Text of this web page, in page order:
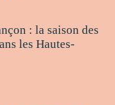
: la saison des
les Hautes-